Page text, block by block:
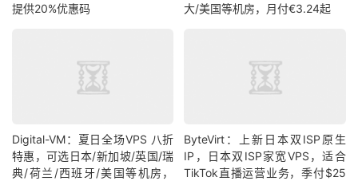
提供20%优惠码
大/美国等机房，月付€3.24起
Digital-VM：夏日全场VPS 八折
特惠，可选日本/新加坡/英国/瑞
典/荷兰/西班牙/美国等机房，
ByteVirt：上新日本双ISP原生
IP，日本双ISP家宽VPS，适合
TikTok直播运营业务，季付$25